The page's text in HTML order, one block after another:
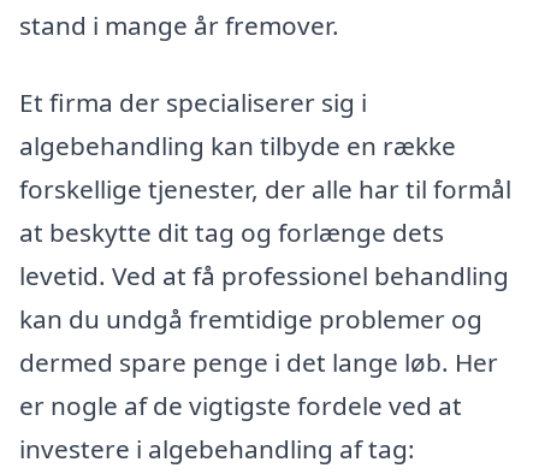
stand i mange år fremover.
Et firma der specialiserer sig i
algebehandling kan tilbyde en række
forskellige tjenester, der alle har til formål
at beskytte dit tag og forlænge dets
levetid. Ved at få professionel behandling
kan du undgå fremtidige problemer og
dermed spare penge i det lange løb. Her
er nogle af de vigtigste fordele ved at
investere i algebehandling af tag: